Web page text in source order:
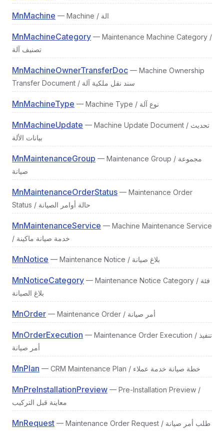
MnMachine — Machine / الة
MnMachineCategory — Maintenance Machine Category /
تصنيف آلة
MnMachineOwnerTransferDoc — Machine Ownership
Transfer Document / سند نقل ملكية آلة
MnMachineType — Machine Type / نوع آلة
MnMachineUpdate — Machine Update Document / تحديث
بيانات الألة
MnMaintenanceGroup — Maintenance Group / مجموعة
صيانة
MnMaintenanceOrderStatus — Maintenance Order
Status / حالة أوامر الصيانة
MnMaintenanceService — Machine Maintenance Service
/ خدمة صيانة ماكينة
MnNotice — Maintenance Notice / بلاغ صيانة
MnNoticeCategory — Maintenance Notice Category / فئة
بلاغ الصيانة
MnOrder — Maintenance Order / أمر صيانة
MnOrderExecution — Maintenance Order Execution / تنفيذ
أمر صيانة
MnPlan — CRM Maintenance Plan / خطة صيانة خدمة عملاء
MnPreInstallationPreview — Pre-Installation Preview /
معاينة قبل التركيب
MnRequest — Maintenance Order Request / طلب أمر صيانة